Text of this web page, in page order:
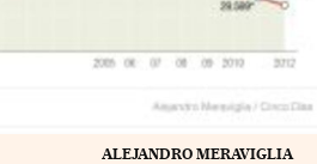
ALEJANDRO MERAVIGLIA